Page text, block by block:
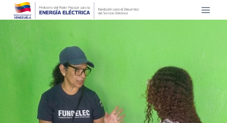
Saltar